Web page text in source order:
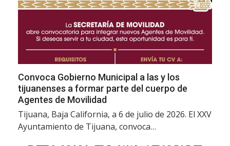
Convoca Gobierno Municipal a las y los
tijuanenses a formar parte del cuerpo de
Agentes de Movilidad
Tijuana, Baja California, a 6 de julio de 2026. El XXV
Ayuntamiento de Tijuana, convoca…